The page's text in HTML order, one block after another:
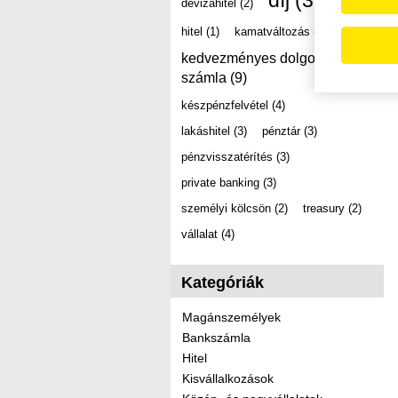
devizahitel (2)
hitel (1) kamatváltozás (2)
kedvezményes dolgozói
számla (9)
készpénzfelvétel (4)
lakáshitel (3) pénztár (3)
pénzvisszatérítés (3)
private banking (3)
személyi kölcsön (2) treasury (2)
vállalat (4)
Kategóriák
Magánszemélyek
Bankszámla
Hitel
Kisvállalkozások